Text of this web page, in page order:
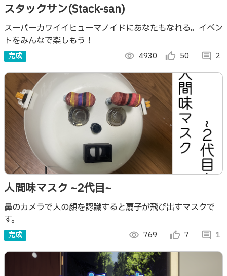
スタックサン(Stack-san)
スーパーカワイイヒューマノイドにあなたもなれる。イベン
トをみんなで楽しもう！
完成 visibility 4930 thumb_up_alt 50 comment 2
人間味マスク ~2代目~
鼻のカメラで人の顔を認識すると扇子が飛び出すマスクで
す。
完成 visibility 769 thumb_up_alt 7 comment 1